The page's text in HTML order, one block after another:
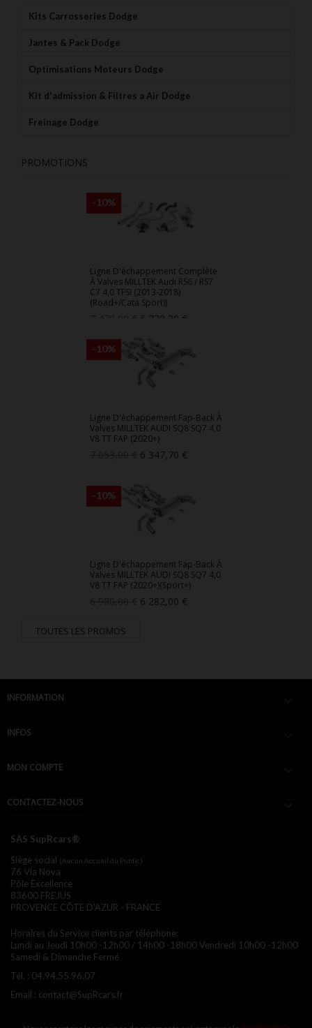
Kits Carrosseries Dodge
Jantes & Pack Dodge
Optimisations Moteurs Dodge
Kit d'admission & Filtres a Air Dodge
Freinage Dodge
PROMOTIONS
Ligne D'échappement Complète
À Valves MILLTEK Audi RS6 / RS7
C7 4,0 TFSI (2013-2018)
(Road+/Cata Sport))
base
Prix
6 730,20 €
-10%
Ligne D'échappement Fap-Back À
Valves MILLTEK AUDI SQ8 SQ7 4,0
V8 TT FAP (2020+)
Prix
6 347,70 €
-10%
Ligne D'échappement Fap-Back À
Valves MILLTEK AUDI SQ8 SQ7 4,0
V8 TT FAP (2020+)(Sport+)
base
Prix
6 282,00 €
-10%
TOUTES LES PROMOS
INFORMATION
INFOS
MON COMPTE
CONTACTEZ-NOUS
SAS SupRcars®
Siège social (Aucun Accueil du Public)
76 Via Nova
Pôle Excellence
83600 FREJUS
PROVENCE CÔTE D'AZUR - FRANCE
Horaires du Service clients par téléphone:
Lundi au Jeudi 10h00 -12h00 / 14h00 -18h00Vendredi 10h00 -12h00
Samedi & Dimanche Fermé
Tél. : 04.94.55.96.07
Email : contact@SupRcars.fr